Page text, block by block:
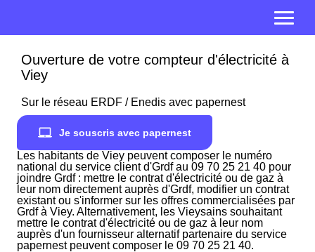
Ouverture de votre compteur d'électricité à
Viey
Sur le réseau ERDF / Enedis avec papernest
Je souscris avec papernest
Les habitants de Viey peuvent composer le numéro
national du service client d'Grdf au 09 70 25 21 40 pour
joindre Grdf : mettre le contrat d'électricité ou de gaz à
leur nom directement auprès d'Grdf, modifier un contrat
existant ou s'informer sur les offres commercialisées par
Grdf à Viey. Alternativement, les Vieysains souhaitant
mettre le contrat d'électricité ou de gaz à leur nom
auprès d'un fournisseur alternatif partenaire du service
papernest peuvent composer le 09 70 25 21 40.